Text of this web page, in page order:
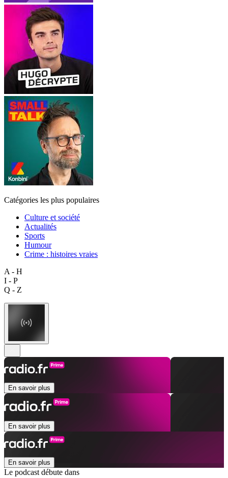
Catégories les plus populaires
Culture et société
Actualités
Sports
Humour
Crime : histoires vraies
A - H
I - P
Q - Z
En savoir plus
En savoir plus
En savoir plus
Le podcast débute dans